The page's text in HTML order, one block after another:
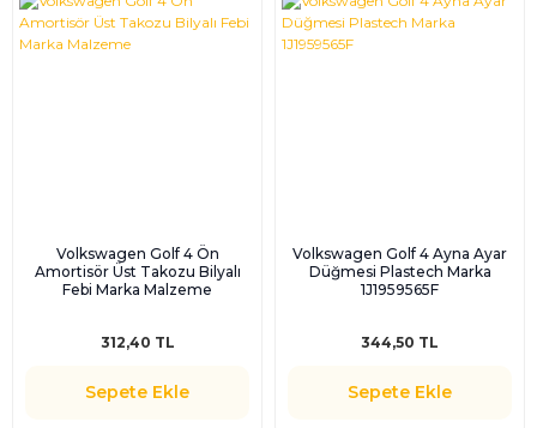
Volkswagen Golf 4 Ön
Amortisör Üst Takozu Bilyalı
Febi Marka Malzeme
312,40 TL
Sepete Ekle
Volkswagen Golf 4 Ayna Ayar
Düğmesi Plastech Marka
1J1959565F
344,50 TL
Sepete Ekle